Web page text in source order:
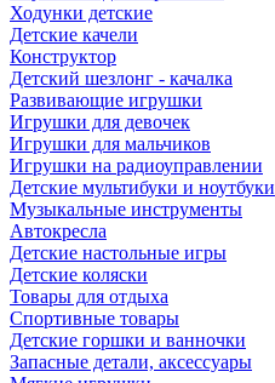
Ходунки детские
Детские качели
Конструктор
Детский шезлонг - качалка
Развивающие игрушки
Игрушки для девочек
Игрушки для мальчиков
Игрушки на радиоуправлении
Детские мультибуки и ноутбуки
Музыкальные инструменты
Автокресла
Детские настольные игры
Детские коляски
Товары для отдыха
Спортивные товары
Детские горшки и ванночки
Запасные детали, аксессуары